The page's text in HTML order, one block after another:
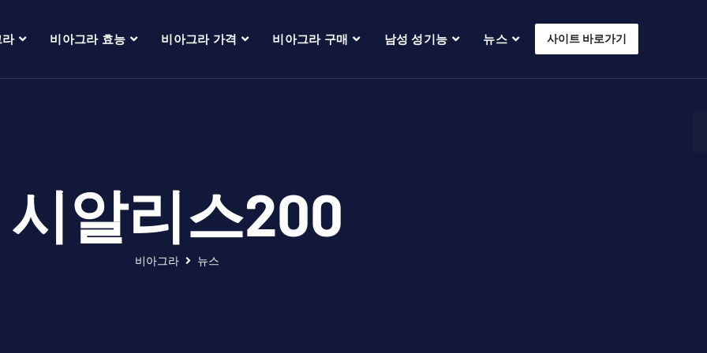
비아그라 효능 비아그라 가격 비아그라 구매 남성 성기능 뉴스 사이트 바로가기
시알리스200
비아그라 뉴스